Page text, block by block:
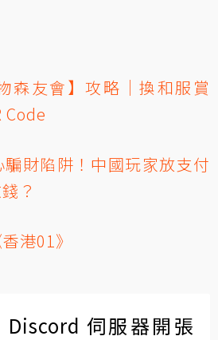
森友會】攻略｜換和服賞
Code
騙財陷阱！中國玩家放支付
？
香港01》
伺服器開張